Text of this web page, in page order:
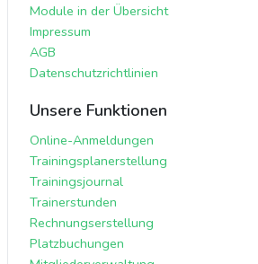
Module in der Übersicht
Impressum
AGB
Datenschutzrichtlinien
Unsere Funktionen
Online-Anmeldungen
Trainingsplanerstellung
Trainingsjournal
Trainerstunden
Rechnungserstellung
Platzbuchungen